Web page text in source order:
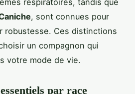
respiratoires, tandis que
, sont connues pour
robustesse. Ces distinctions
un compagnon qui
votre mode de vie.
par race